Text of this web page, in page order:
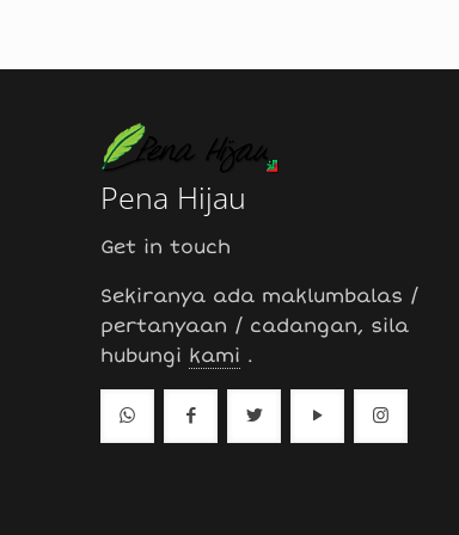
Pena Hijau
Get in touch
Sekiranya ada maklumbalas /
pertanyaan / cadangan, sila
hubungi kami .